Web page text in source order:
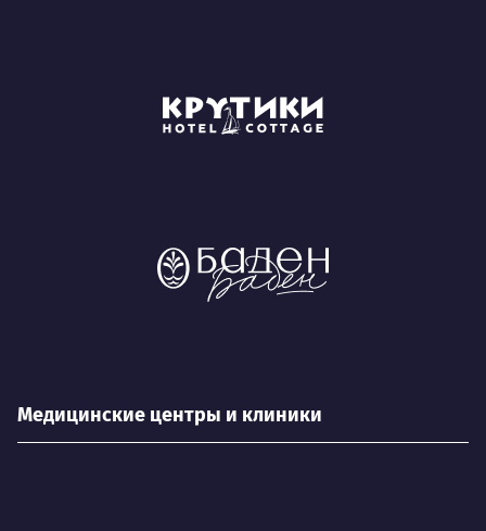
Медицинские центры и клиники